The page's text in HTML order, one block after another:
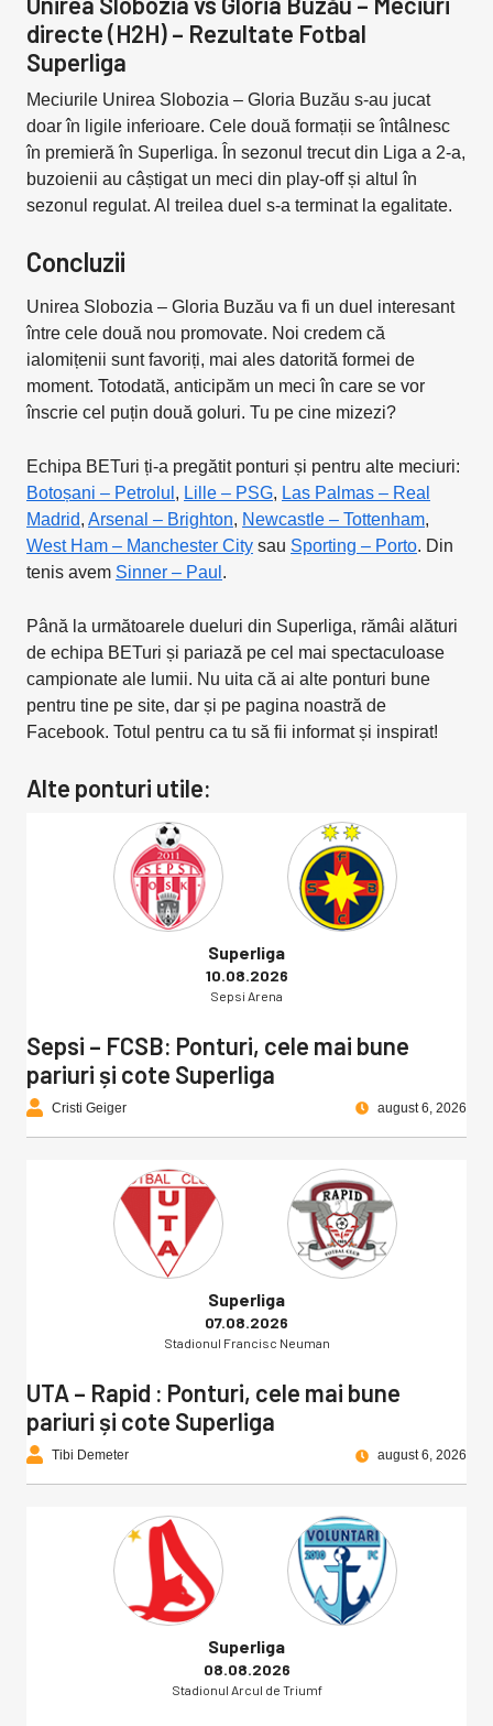
directe (H2H) – Rezultate Fotbal
Superliga
Meciurile Unirea Slobozia – Gloria Buzău s-au jucat
doar în ligile inferioare. Cele două formații se întâlnesc
în premieră în Superliga. În sezonul trecut din Liga a 2-a,
buzoienii au câștigat un meci din play-off și altul în
sezonul regulat. Al treilea duel s-a terminat la egalitate.
Concluzii
Unirea Slobozia – Gloria Buzău va fi un duel interesant
între cele două nou promovate. Noi credem că
ialomițenii sunt favoriți, mai ales datorită formei de
moment. Totodată, anticipăm un meci în care se vor
înscrie cel puțin două goluri. Tu pe cine mizezi?
Echipa BETuri ți-a pregătit ponturi și pentru alte meciuri:
Botoșani – Petrolul , Lille – PSG, Las Palmas – Real
Madrid, Arsenal – Brighton, Newcastle – Tottenham,
West Ham – Manchester City sau Sporting – Porto. Din
tenis avem Sinner – Paul .
Până la următoarele dueluri din Superliga, rămâi alături
de echipa BETuri și pariază pe cel mai spectaculoase
campionate ale lumii. Nu uita că ai alte ponturi bune
pentru tine pe site, dar și pe pagina noastră de
Facebook. Totul pentru ca tu să fii informat și inspirat!
Alte ponturi utile:
Superliga
10.08.2026
Sepsi Arena
Sepsi – FCSB: Ponturi, cele mai bune
pariuri și cote Superliga
Cristi Geiger august 6, 2026
Superliga
07.08.2026
Stadionul Francisc Neuman
UTA – Rapid : Ponturi, cele mai bune
pariuri și cote Superliga
Tibi Demeter august 6, 2026
Superliga
08.08.2026
Stadionul Arcul de Triumf